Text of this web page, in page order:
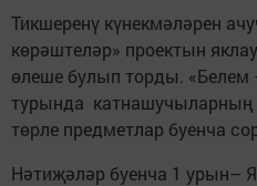
Тикшеренү күнекмәләрен
көрәштеләр» проектын
өлеше булып торды. «Белем
турында катнашучыларның
төрле предметлар буенча
Нәтиҗәләр буенча 1 урын–